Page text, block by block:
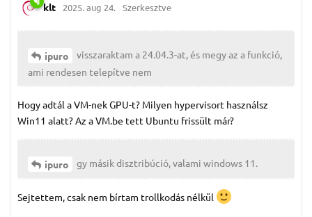
klt 2025. aug 24. Szerkesztve
ipuro
visszaraktam a 24.04.3-at, és megy az a funkció,
ami rendesen telepítve nem
Hogy adtál a VM-nek GPU-t? Milyen hypervisort használsz
Win11 alatt? Az a VM.be tett Ubuntu frissült már?
ipuro gy másik disztribúció, valami windows 11.
Sejtettem, csak nem bírtam trollkodás nélkül